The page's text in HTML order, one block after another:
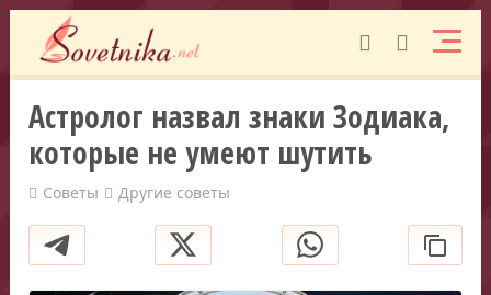
Астролог назвал знаки Зодиака,
которые не умеют шутить
Советы Другие советы